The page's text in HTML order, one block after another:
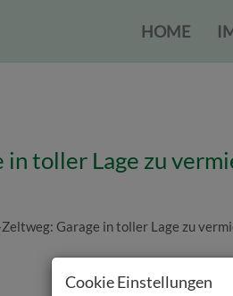
HOME
in toller Lage zu
Cookie Einstellungen